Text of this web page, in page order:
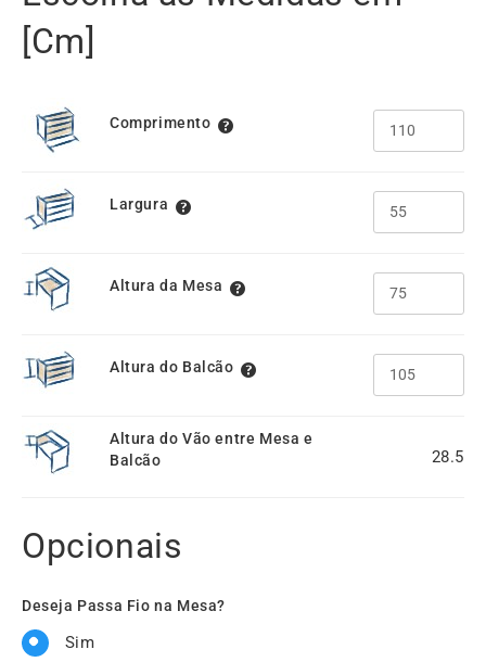
[Cm]
Comprimento
Largura
Altura da Mesa
Altura do Balcão
Altura do Vão entre Mesa e
Balcão
28.5
Opcionais
Deseja Passa Fio na Mesa?
Sim